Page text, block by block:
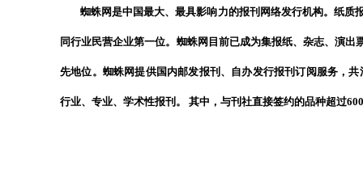
蜘蛛网是中国最大、最具影响力的报刊网络发行机构。纸
同行业民营企业第一位。蜘蛛网目前已成为集报纸、杂志、演
先地位。蜘蛛网提供国内邮发报刊、自办发行报刊订阅服务，
行业、专业、学术性报刊。 其中，与刊社直接签约的品种超过